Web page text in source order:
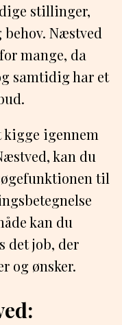
stillinger,
Næstved
mange, da
samtidig har et
kigge igennem
kan du
til
kan du
det job, der
og ønsker.